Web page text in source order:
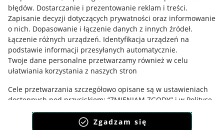
błędów. Dostarczanie i prezentowanie reklam i treści.
Zapisanie decyzji dotyczących prywatności oraz informowanie
o nich. Dopasowanie i łączenie danych z innych źródeł.
Łączenie różnych urządzeń. Identyfikacja urządzeń na
podstawie informacji przesyłanych automatycznie.
Twoje dane personalne przetwarzamy również w celu
ułatwiania korzystania z naszych stron
Cele przetwarzania szczegółowo opisane są w ustawieniach
dostępnych pod przyciskiem: “ZMIENIAM ZGODY” i w Polityce
plików cookies.
Zgadzam się
Informacje dla Aktu o Usługach Cyfrowych
Pobierz aplikację